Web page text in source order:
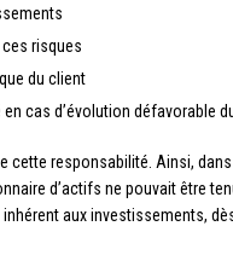
risques
du client
cas d’évolution défavorable
responsabilité. Ainsi, dans
d’actifs ne pouvait être
aux investissements,